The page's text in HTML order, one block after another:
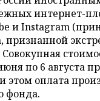
интернет-
и Instagram
признанной
по 6 августа
этом оплата
фонда.